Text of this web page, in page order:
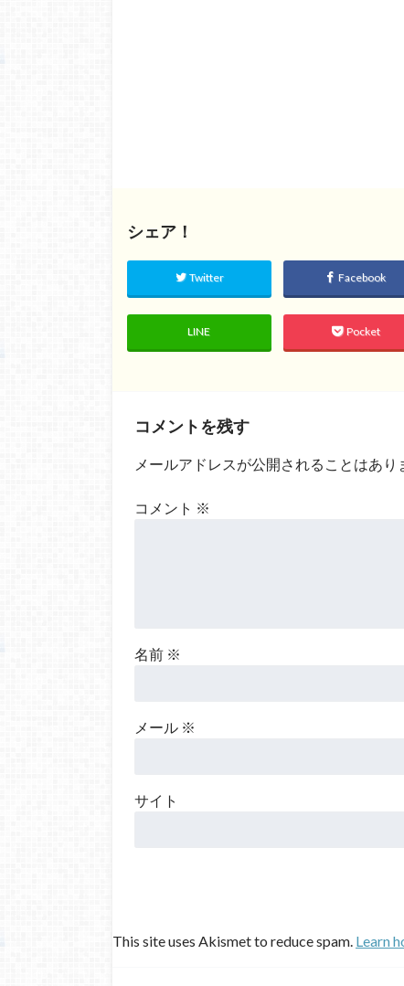
シェア！
Twitter Facebook
LINE Pocket
コメントを残す
メールアドレスが公開されることはあり
コメント ※
名前 ※
メール ※
サイト
This site uses Akismet to reduce spam. Learn